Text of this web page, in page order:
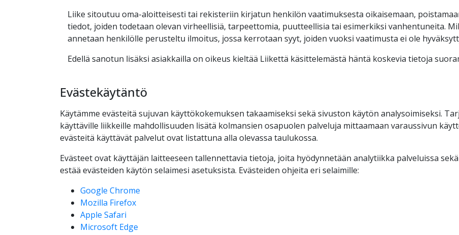
Liike sitoutuu oma-aloitteisesti tai rekisteriin kirjatun henkilön vaatimuksesta oikaisemaan,
tiedot, joiden todetaan olevan virheellisiä, tarpeettomia, puutteellisia tai esimerkiksi vanhentuneita.
annetaan henkilölle perusteltu ilmoitus, jossa kerrotaan syyt, joiden vuoksi vaatimusta ei ole
Edellä sanotun lisäksi asiakkailla on oikeus kieltää Liikettä käsittelemästä häntä koskevia tietoja
Evästekäytäntö
Käytämme evästeitä sujuvan käyttökokemuksen takaamiseksi sekä sivuston käytön analysoimiseksi.
käyttäville liikkeille mahdollisuuden lisätä kolmansien osapuolen palveluja mittaamaan varaussivun
evästeitä käyttävät palvelut ovat listattuna alla olevassa taulukossa.
Evästeet ovat käyttäjän laitteeseen tallennettavia tietoja, joita hyödynnetään analytiikka palveluissa
estää evästeiden käytön selaimesi asetuksista. Evästeiden ohjeita eri selaimille:
Google Chrome
Mozilla Firefox
Apple Safari
Microsoft Edge